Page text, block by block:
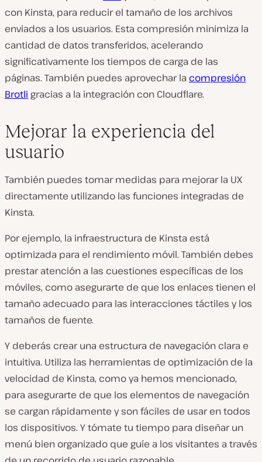
con Kinsta, para reducir el tamaño de los archivos
enviados a los usuarios. Esta compresión minimiza la
cantidad de datos transferidos, acelerando
significativamente los tiempos de carga de las
páginas. También puedes aprovechar la compresión
Brotli gracias a la integración con Cloudflare.
Mejorar la experiencia del
usuario
También puedes tomar medidas para mejorar la UX
directamente utilizando las funciones integradas de
Kinsta.
Por ejemplo, la infraestructura de Kinsta está
optimizada para el rendimiento móvil. También debes
prestar atención a las cuestiones específicas de los
móviles, como asegurarte de que los enlaces tienen el
tamaño adecuado para las interacciones táctiles y los
tamaños de fuente.
Y deberás crear una estructura de navegación clara e
intuitiva. Utiliza las herramientas de optimización de la
velocidad de Kinsta, como ya hemos mencionado,
para asegurarte de que los elementos de navegación
se cargan rápidamente y son fáciles de usar en todos
los dispositivos. Y tómate tu tiempo para diseñar un
menú bien organizado que guíe a los visitantes a través